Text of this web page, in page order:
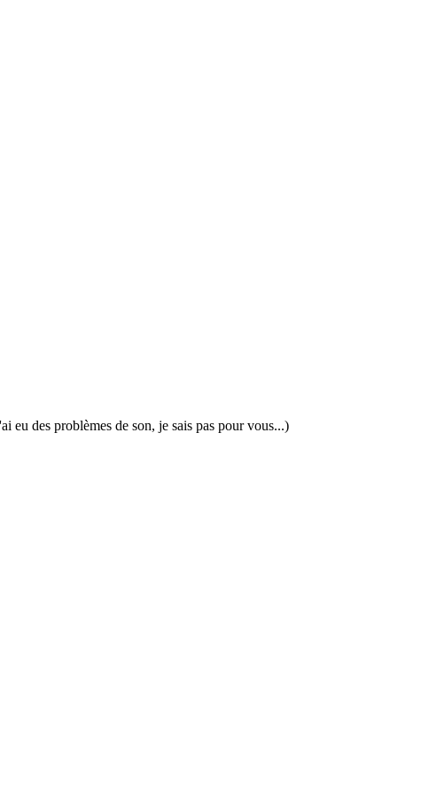
eu des problèmes de son, je sais pas pour vous...)